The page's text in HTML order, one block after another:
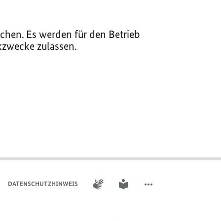
Es werden für den Betrieb
zulassen.
DATENSCHUTZHINWEIS GEBÄRDENSPRACHE
LEICHTE SPRACHE